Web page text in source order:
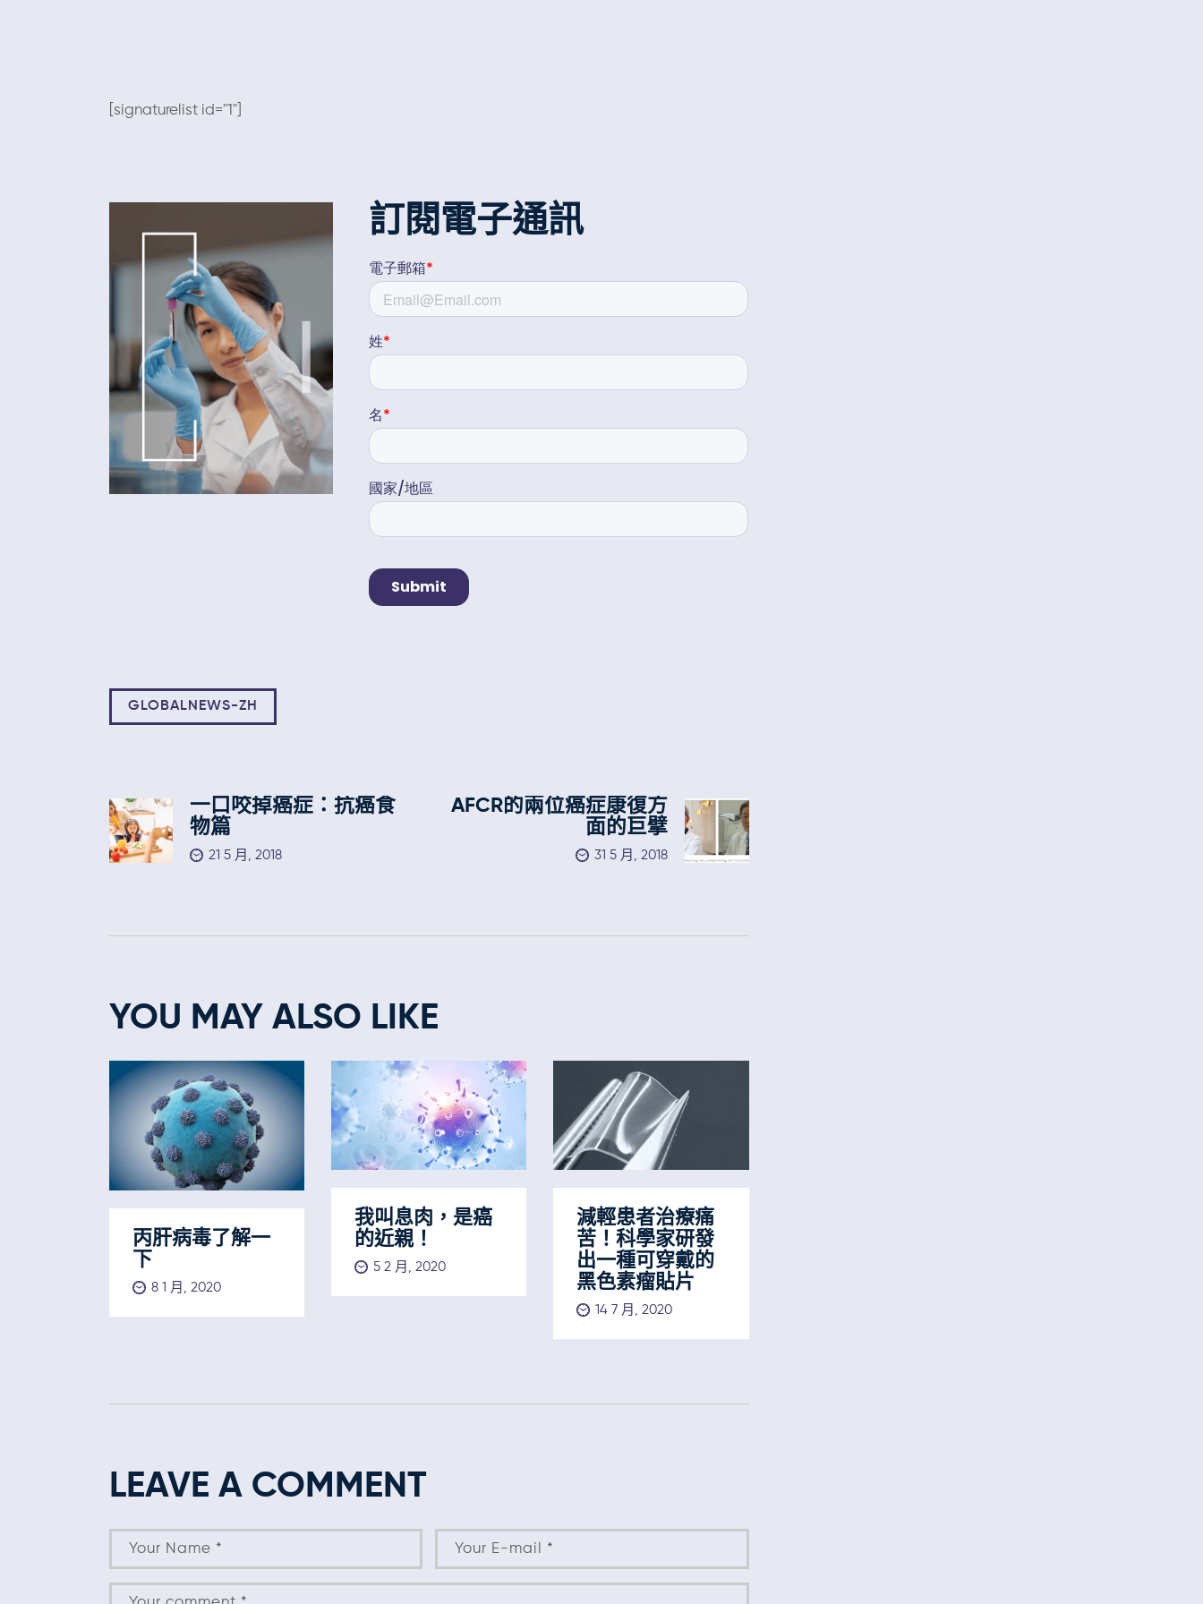
[signaturelist id="1"]
訂閱電子通訊
GLOBALNEWS-ZH
一口咬掉癌症：抗癌食
物篇
21 5 月, 2018
AFCR的兩位癌症康復方
面的巨擘
31 5 月, 2018
YOU MAY ALSO LIKE
丙肝病毒了解一
下
8 1 月, 2020
我叫息肉，是癌
的近親！
5 2 月, 2020
減輕患者治療痛
苦！科學家研發
出一種可穿戴的
黑色素瘤貼片
14 7 月, 2020
LEAVE A COMMENT